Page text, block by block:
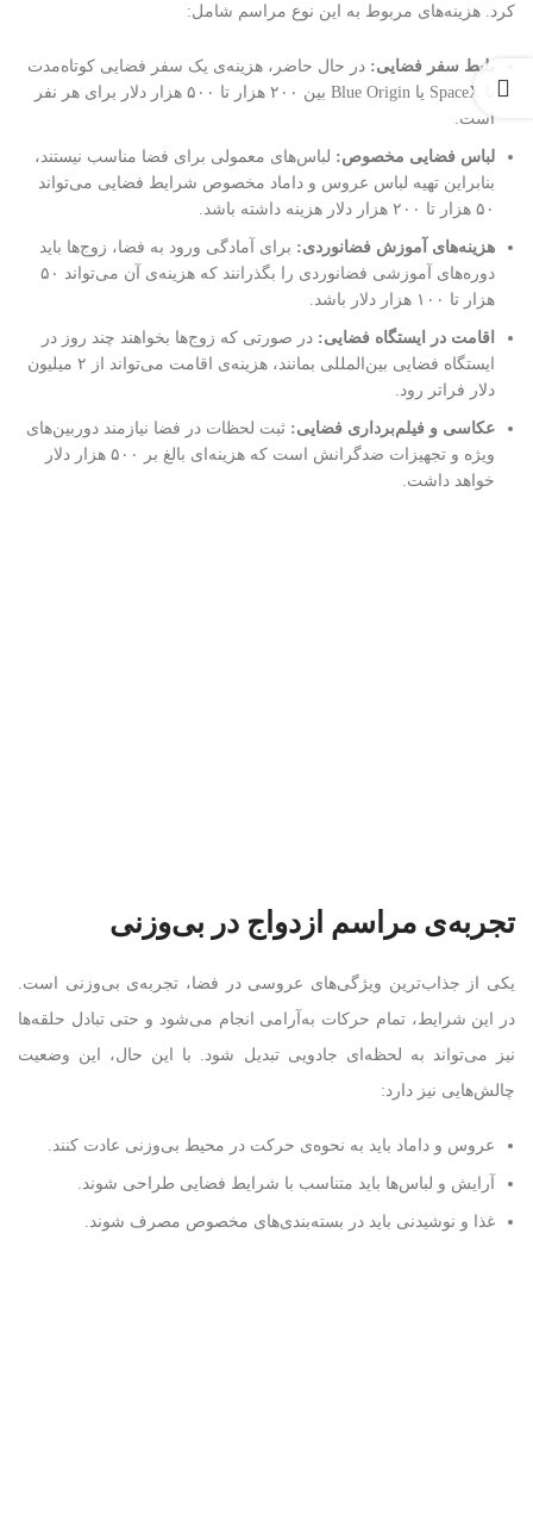
کرد. هزینه‌های مربوط به این نوع مراسم شامل:
بلیط سفر فضایی: در حال حاضر، هزینه‌ی یک سفر فضایی کوتاه‌مدت
با SpaceX یا Blue Origin بین ۲۰۰ هزار تا ۵۰۰ هزار دلار برای هر نفر
است.
لباس فضایی مخصوص: لباس‌های معمولی برای فضا مناسب نیستند،
بنابراین تهیه لباس عروس و داماد مخصوص شرایط فضایی می‌تواند
۵۰ هزار تا ۲۰۰ هزار دلار هزینه داشته باشد.
هزینه‌های آموزش فضانوردی: برای آمادگی ورود به فضا، زوج‌ها باید
دوره‌های آموزشی فضانوردی را بگذرانند که هزینه‌ی آن می‌تواند ۵۰
هزار تا ۱۰۰ هزار دلار باشد.
اقامت در ایستگاه فضایی: در صورتی که زوج‌ها بخواهند چند روز در
ایستگاه فضایی بین‌المللی بمانند، هزینه‌ی اقامت می‌تواند از ۲ میلیون
دلار فراتر رود.
عکاسی و فیلم‌برداری فضایی: ثبت لحظات در فضا نیازمند دوربین‌های
ویژه و تجهیزات ضدگرانش است که هزینه‌ای بالغ بر ۵۰۰ هزار دلار
خواهد داشت.
تجربه‌ی مراسم ازدواج در بی‌وزنی
یکی از جذاب‌ترین ویژگی‌های عروسی در فضا، تجربه‌ی بی‌وزنی است.
در این شرایط، تمام حرکات به‌آرامی انجام می‌شود و حتی تبادل حلقه‌ها
نیز می‌تواند به لحظه‌ای جادویی تبدیل شود. با این حال، این وضعیت
چالش‌هایی نیز دارد:
عروس و داماد باید به نحوه‌ی حرکت در محیط بی‌وزنی عادت کنند.
آرایش و لباس‌ها باید متناسب با شرایط فضایی طراحی شوند.
غذا و نوشیدنی باید در بسته‌بندی‌های مخصوص مصرف شوند.